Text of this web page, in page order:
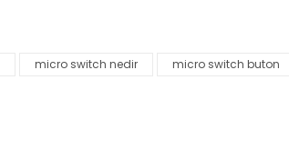
micro switch nedir micro switch buton